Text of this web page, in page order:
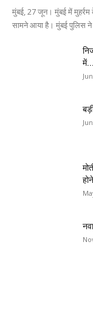
मुंबई, 27 जून। मुंबई में
सामने आया है। मुंबई पुलिस ने
में...